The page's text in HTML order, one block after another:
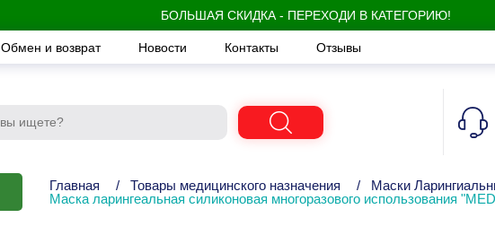
БОЛЬШАЯ СКИДКА - ПЕРЕХОДИ В КАТЕГОРИЮ!
Обмен и возврат Новости Контакты Отзывы
Главная / Товары медицинского назначения / Маски
Маска ларингеальная силиконовая многоразового использования